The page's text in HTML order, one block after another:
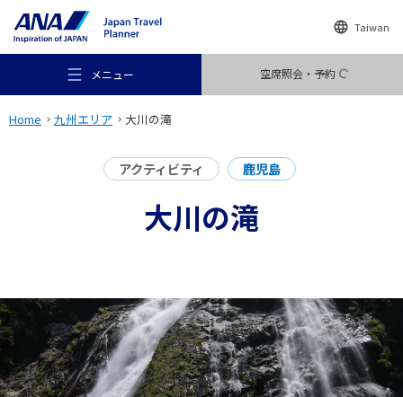
Taiwan
メニュー 空席照会・予約
行き先
Home 九州エリア 大川の滝
アクティビティ 鹿児島
大川の滝